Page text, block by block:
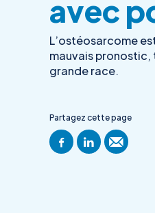
avec
L’ostéosarcome
mauvais pronostic,
grande race.
Partagez cette page